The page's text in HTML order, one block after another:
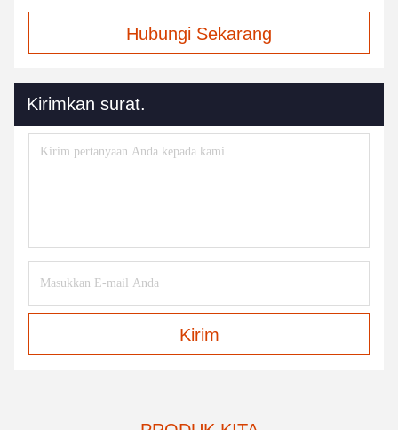
Hubungi Sekarang
Kirimkan surat.
Kirim